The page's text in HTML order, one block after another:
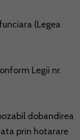
(Legea
Legii nr.
dobandirea
prin hotarare